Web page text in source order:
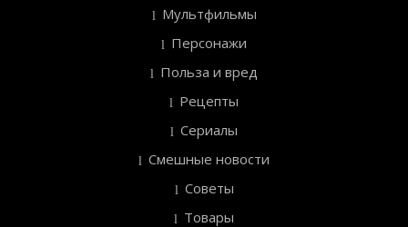
Мультфильмы
Персонажи
Польза и вред
Рецепты
Сериалы
Смешные новости
Советы
Товары